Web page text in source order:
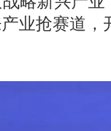
业抢赛道，